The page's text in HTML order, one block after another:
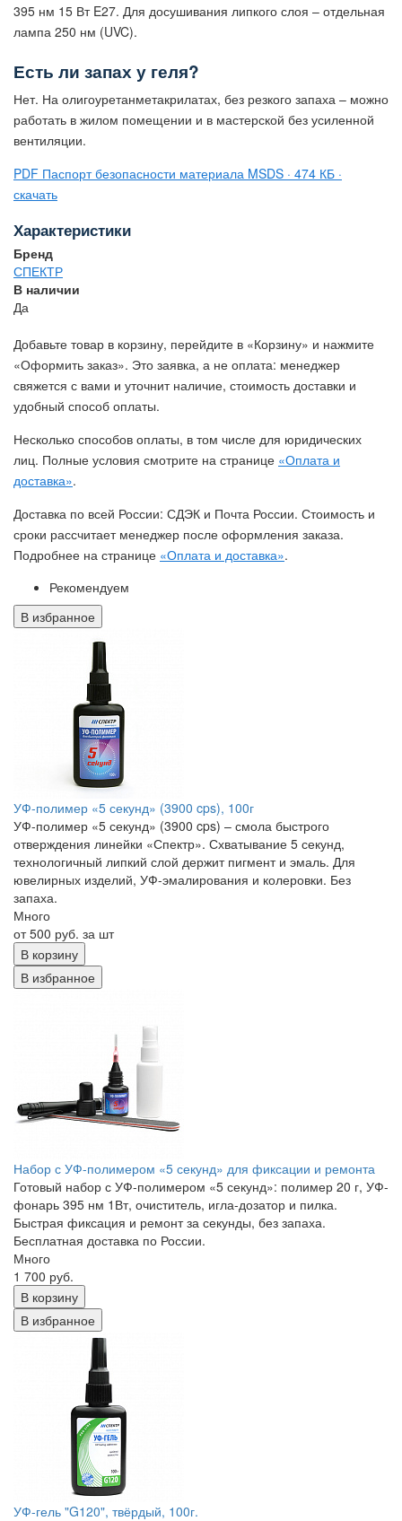
395 нм 15 Вт E27. Для досушивания липкого слоя – отдельная
лампа 250 нм (UVC).
Есть ли запах у геля?
Нет. На олигоуретанметакрилатах, без резкого запаха – можно
работать в жилом помещении и в мастерской без усиленной
вентиляции.
PDF Паспорт безопасности материала MSDS · 474 КБ ·
скачать
Характеристики
Бренд
СПЕКТР
В наличии
Да
Добавьте товар в корзину, перейдите в «Корзину» и нажмите
«Оформить заказ». Это заявка, а не оплата: менеджер
свяжется с вами и уточнит наличие, стоимость доставки и
удобный способ оплаты.
Несколько способов оплаты, в том числе для юридических
лиц. Полные условия смотрите на странице «Оплата и
доставка».
Доставка по всей России: СДЭК и Почта России. Стоимость и
сроки рассчитает менеджер после оформления заказа.
Подробнее на странице «Оплата и доставка».
Рекомендуем
В избранное
УФ-полимер «5 секунд» (3900 cps), 100г
УФ-полимер «5 секунд» (3900 cps) – смола быстрого
отверждения линейки «Спектр». Схватывание 5 секунд,
технологичный липкий слой держит пигмент и эмаль. Для
ювелирных изделий, УФ-эмалирования и колеровки. Без
запаха.
Много
от 500 руб. за шт
В корзину
В избранное
Набор с УФ-полимером «5 секунд» для фиксации и ремонта
Готовый набор с УФ-полимером «5 секунд»: полимер 20 г, УФ-
фонарь 395 нм 1Вт, очиститель, игла-дозатор и пилка.
Быстрая фиксация и ремонт за секунды, без запаха.
Бесплатная доставка по России.
Много
1 700 руб.
В корзину
В избранное
УФ-гель "G120", твёрдый, 100г.